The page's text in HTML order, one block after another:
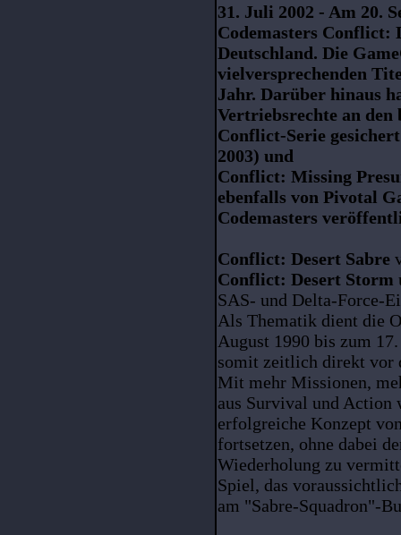
31. Juli 2002 - Am 20.
Codemasters Conflict:
Deutschland. Die
vielversprechenden
Jahr. Darüber hinaus
Vertriebsrechte an den
Conflict-Serie
2003) und
Conflict: Missing
ebenfalls von Pivotal
Codemasters
Conflict: Desert Sabre
Conflict: Desert Storm
SAS- und Delta-Force-
Als Thematik dient die
August 1990 bis zum
somit zeitlich direkt vor
Mit mehr Missionen,
aus Survival und
erfolgreiche Konzept
fortsetzen, ohne dabei
Wiederholung zu
Spiel, das
am "Sabre-Squadron"-